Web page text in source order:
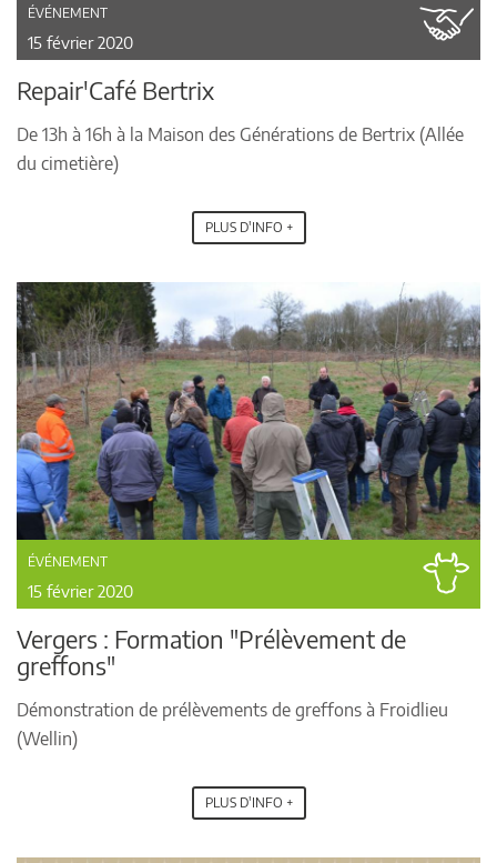
ÉVÉNEMENT
15 février 2020
Repair'Café Bertrix
De 13h à 16h à la Maison des Générations de Bertrix (Allée
du cimetière)
PLUS D'INFO +
ÉVÉNEMENT
15 février 2020
Vergers : Formation "Prélèvement de
greffons"
Démonstration de prélèvements de greffons à Froidlieu
(Wellin)
PLUS D'INFO +